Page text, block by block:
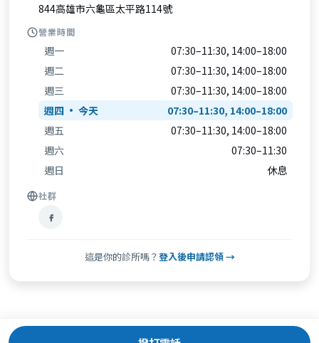
844高雄市六龜區太平路114號
營業時間
週一
07:30–11:30, 14:00–18:00
週二
07:30–11:30, 14:00–18:00
週三
07:30–11:30, 14:00–18:00
週四
07:30–11:30, 14:00–18:00
週五
07:30–11:30, 14:00–18:00
週六
07:30–11:30
週日
休息
社群
這是你的診所嗎？ 登入後申請認領 →